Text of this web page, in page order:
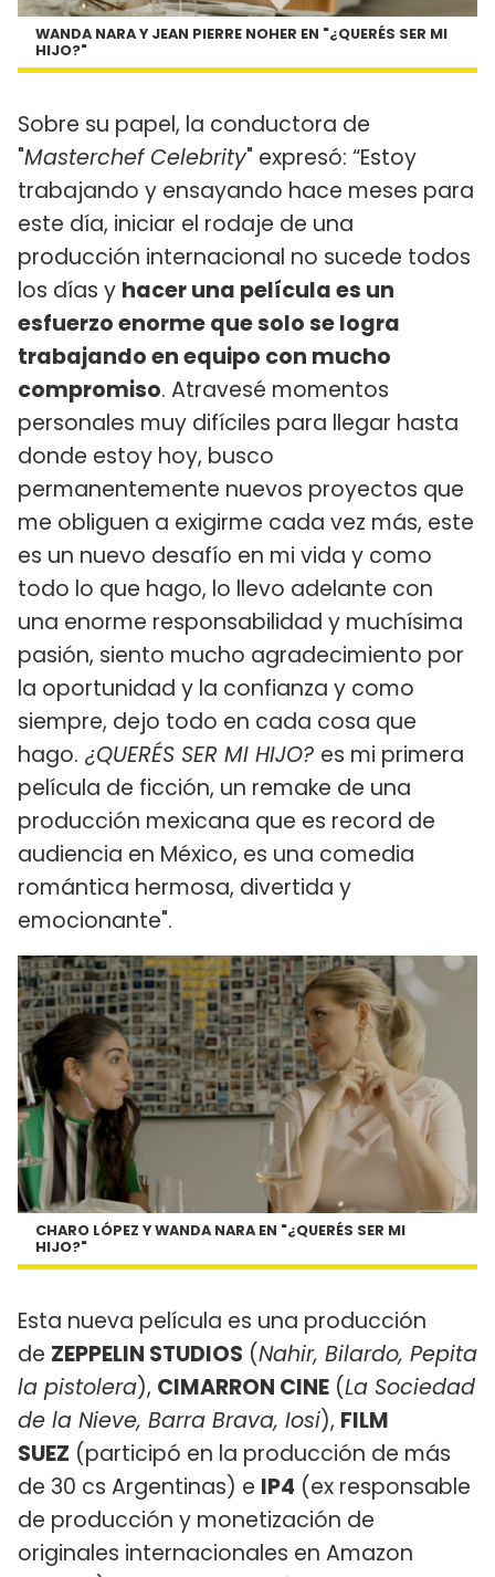
WANDA NARA Y JEAN PIERRE NOHER EN "¿QUERÉS SER MI
HIJO?"
Sobre su papel, la conductora de
"Masterchef Celebrity" expresó: “Estoy
trabajando y ensayando hace meses para
este día, iniciar el rodaje de una
producción internacional no sucede todos
los días y hacer una película es un
esfuerzo enorme que solo se logra
trabajando en equipo con mucho
compromiso. Atravesé momentos
personales muy difíciles para llegar hasta
donde estoy hoy, busco
permanentemente nuevos proyectos que
me obliguen a exigirme cada vez más, este
es un nuevo desafío en mi vida y como
todo lo que hago, lo llevo adelante con
una enorme responsabilidad y muchísima
pasión, siento mucho agradecimiento por
la oportunidad y la confianza y como
siempre, dejo todo en cada cosa que
hago. ¿QUERÉS SER MI HIJO? es mi primera
película de ficción, un remake de una
producción mexicana que es record de
audiencia en México, es una comedia
romántica hermosa, divertida y
emocionante".
CHARO LÓPEZ Y WANDA NARA EN "¿QUERÉS SER MI
HIJO?"
Esta nueva película es una producción
de ZEPPELIN STUDIOS (Nahir, Bilardo, Pepita
la pistolera), CIMARRON CINE (La Sociedad
de la Nieve, Barra Brava, Iosi), FILM
SUEZ (participó en la producción de más
de 30 cs Argentinas) e IP4 (ex responsable
de producción y monetización de
originales internacionales en Amazon